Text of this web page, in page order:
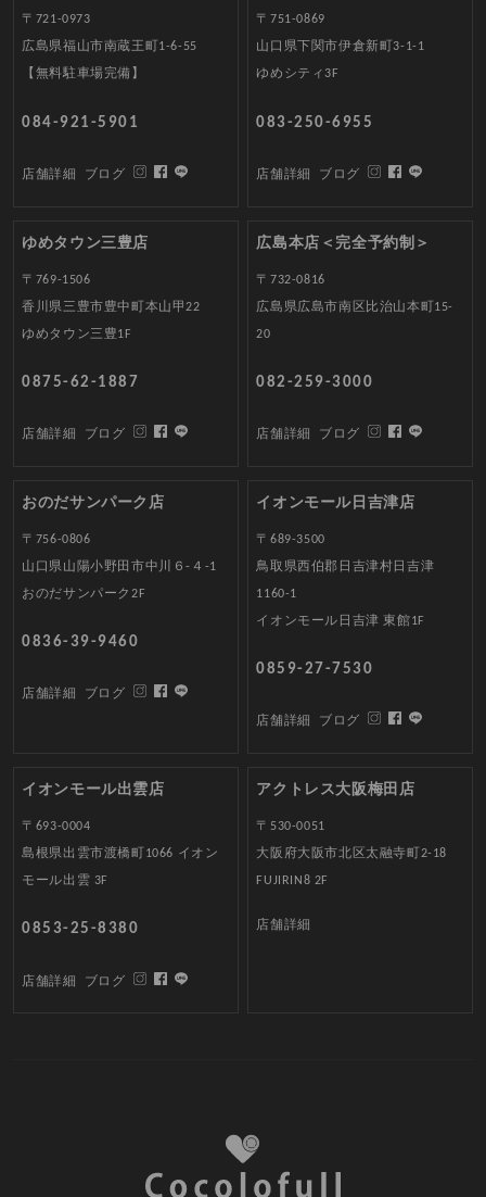
〒721-0973
広島県福山市南蔵王町1-6-55
【無料駐車場完備】
084-921-5901
店舗詳細 ブログ
〒751-0869
山口県下関市伊倉新町3-1-1
ゆめシティ3F
083-250-6955
店舗詳細 ブログ
ゆめタウン三豊店
〒769-1506
香川県三豊市豊中町本山甲22
ゆめタウン三豊1F
0875-62-1887
店舗詳細 ブログ
広島本店＜完全予約制＞
〒732-0816
広島県広島市南区比治山本町15-
20
082-259-3000
店舗詳細 ブログ
おのだサンパーク店
〒756-0806
山口県山陽小野田市中川６-４-1
おのだサンパーク2F
0836-39-9460
店舗詳細 ブログ
イオンモール日吉津店
〒689-3500
鳥取県西伯郡日吉津村日吉津
1160-1
イオンモール日吉津 東館1F
0859-27-7530
店舗詳細 ブログ
イオンモール出雲店
〒693-0004
島根県出雲市渡橋町1066 イオン
モール出雲 3F
0853-25-8380
店舗詳細 ブログ
アクトレス大阪梅田店
〒530-0051
大阪府大阪市北区太融寺町2-18
FUJIRIN8 2F
店舗詳細